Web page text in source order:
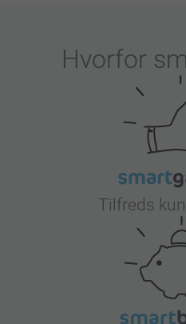
Hvorfor
Tilfreds